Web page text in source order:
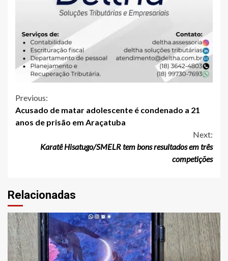
Continue
Reading
Previous:
Acusado de matar adolescente é condenado a 21
anos de prisão em Araçatuba
Next:
Karatê Hisatugo/SMELR tem bons resultados em três
competições
Relacionadas